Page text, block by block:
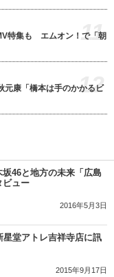
特集も エムオン！で「朝
11
元康「橋本は手のかかるビ
12
46と地方の未来「広島
ビュー
2016年5月3日
星堂アトレ吉祥寺店に訊
2015年9月17日